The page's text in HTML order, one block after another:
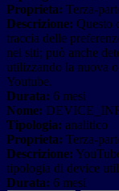
Proprieta: Terza-
Descrizione: Questo
traccia delle
nei siti; può anche
utilizzando la nuova
Youtube.
Durata: 6 mesi
Nome:
Tipologia: analitico
Proprieta: Terza-
Descrizione:
tipologia di device
Durata: 6 mesi